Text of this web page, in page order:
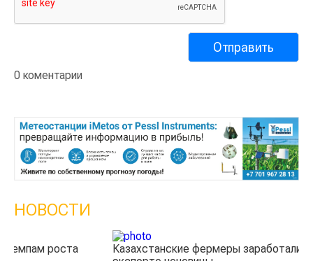
0 коментарии
НОВОСТИ
Казахстанские фермеры заработали $35 млн на